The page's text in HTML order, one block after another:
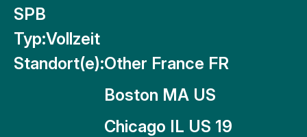
SPB
Typ:Vollzeit
Standort(e):Other France FR
Boston MA US
Chicago IL US 19